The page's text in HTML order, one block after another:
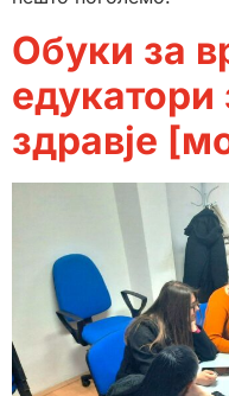
Обуки за
здравје